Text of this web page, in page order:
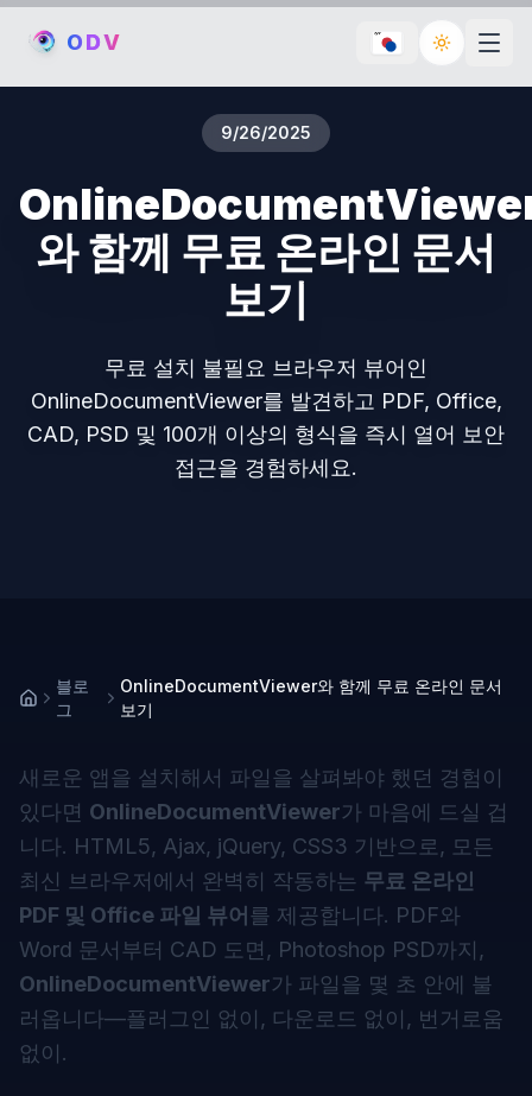
ODV Toggle
9/26/2025
와 함께 무료 온라인 문서
보기
무료 설치 불필요 브라우저 뷰어인
OnlineDocumentViewer를 발견하고 PDF, Office,
CAD, PSD 및 100개 이상의 형식을 즉시 열어 보안
접근을 경험하세요.
블로
그
OnlineDocumentViewer와 함께 무료 온라인 문서
보기
새로운 앱을 설치해서 파일을 살펴봐야 했던 경험이
있다면 OnlineDocumentViewer가 마음에 드실 겁
니다. HTML5, Ajax, jQuery, CSS3 기반으로, 모든
최신 브라우저에서 완벽히 작동하는 무료 온라인
PDF 및 Office 파일 뷰어 를 제공합니다. PDF와
Word 문서부터 CAD 도면, Photoshop PSD까지,
OnlineDocumentViewer가 파일을 몇 초 안에 불
러옵니다—플러그인 없이, 다운로드 없이, 번거로움
없이.